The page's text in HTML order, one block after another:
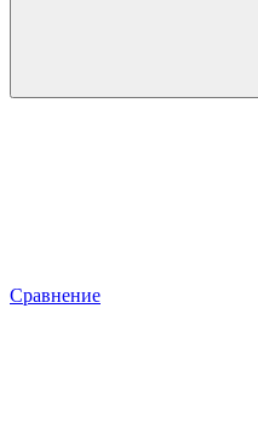
Сравнение